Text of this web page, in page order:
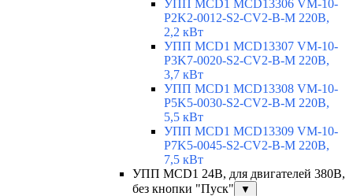
УПП MCD1 MCD13306 VM-10-
P2K2-0012-S2-CV2-B-M 220В,
2,2 кВт
УПП MCD1 MCD13307 VM-10-
P3K7-0020-S2-CV2-B-M 220В,
3,7 кВт
УПП MCD1 MCD13308 VM-10-
P5K5-0030-S2-CV2-B-M 220В,
5,5 кВт
УПП MCD1 MCD13309 VM-10-
P7K5-0045-S2-CV2-B-M 220В,
7,5 кВт
УПП MCD1 24В, для двигателей 380В,
без кнопки "Пуск"
▼